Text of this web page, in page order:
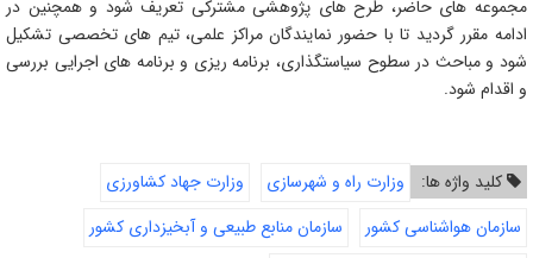
مجموعه های حاضر، طرح های پژوهشی مشترکی تعریف شود و همچنین در
ادامه مقرر گردید تا با حضور نمایندگان مراکز علمی، تیم های تخصصی تشکیل
شود و مباحث در سطوح سیاستگذاری، برنامه ریزی و برنامه های اجرایی بررسی
و اقدام شود.
کلید واژه ها: وزارت راه و شهرسازی
وزارت جهاد کشاورزی
سازمان هواشناسی کشور
سازمان منابع طبیعی و آبخیزداری کشور